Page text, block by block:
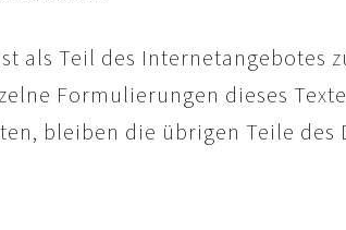
als Teil des Internetangebotes
Formulierungen dieses
bleiben die übrigen Teile